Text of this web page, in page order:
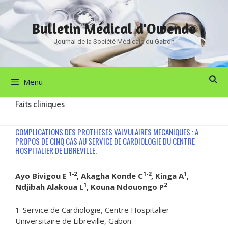
Aller
au
contenu
Bulletin Médical d'Owendo
Journal de la Société Médicale du Gabon
Menu
Faits cliniques
COMPLICATIONS DES PROTHESES VALVULAIRES MECANIQUES : A
PROPOS DE CINQ CAS AU SERVICE DE CARDIOLOGIE DU CENTRE
HOSPITALIER DE LIBREVILLE.
Ayo Bivigou E 1-2, Akagha Konde C1-2, Kinga A1,
Ndjibah Alakoua L1, Kouna Ndouongo P2
1-Service de Cardiologie, Centre Hospitalier
Universitaire de Libreville, Gabon